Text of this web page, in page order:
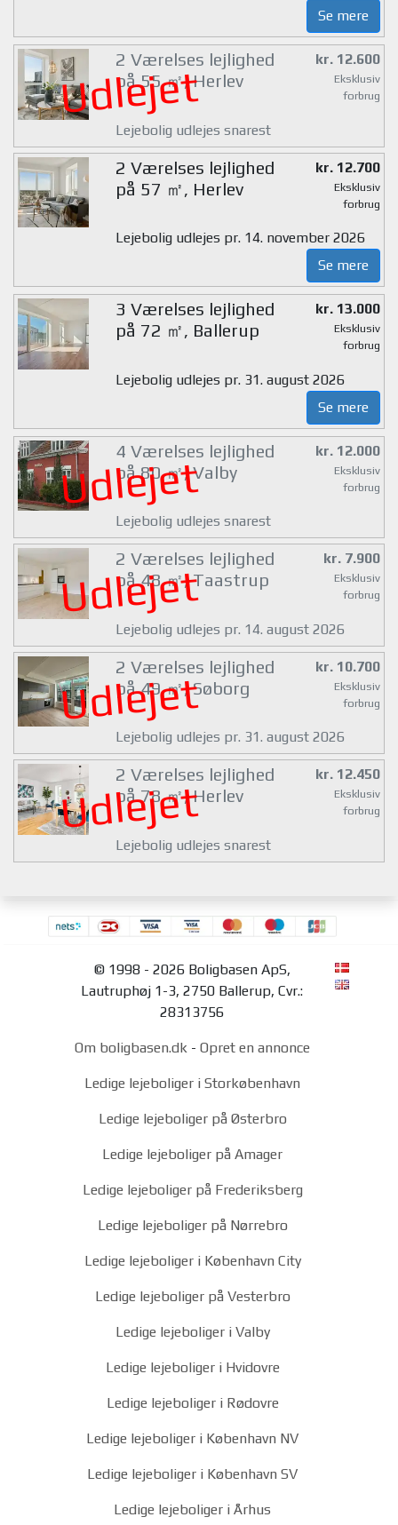
Se mere
Udlejet
2 Værelses lejlighed
på 55 ㎡, Herlev
kr. 12.600
Eksklusiv
forbrug
Lejebolig udlejes snarest
2 Værelses lejlighed
på 57 ㎡, Herlev
kr. 12.700
Eksklusiv
forbrug
Lejebolig udlejes pr. 14. november 2026
Se mere
3 Værelses lejlighed
på 72 ㎡, Ballerup
kr. 13.000
Eksklusiv
forbrug
Lejebolig udlejes pr. 31. august 2026
Se mere
Udlejet
4 Værelses lejlighed
på 80 ㎡, Valby
kr. 12.000
Eksklusiv
forbrug
Lejebolig udlejes snarest
Udlejet
2 Værelses lejlighed
på 48 ㎡, Taastrup
kr. 7.900
Eksklusiv
forbrug
Lejebolig udlejes pr. 14. august 2026
Udlejet
2 Værelses lejlighed
på 49 ㎡, Søborg
kr. 10.700
Eksklusiv
forbrug
Lejebolig udlejes pr. 31. august 2026
Udlejet
2 Værelses lejlighed
på 78 ㎡, Herlev
kr. 12.450
Eksklusiv
forbrug
Lejebolig udlejes snarest
© 1998 - 2026 Boligbasen ApS,
Lautruphøj 1-3, 2750 Ballerup, Cvr.:
28313756
Om boligbasen.dk - Opret en annonce
Ledige lejeboliger i Storkøbenhavn
Ledige lejeboliger på Østerbro
Ledige lejeboliger på Amager
Ledige lejeboliger på Frederiksberg
Ledige lejeboliger på Nørrebro
Ledige lejeboliger i København City
Ledige lejeboliger på Vesterbro
Ledige lejeboliger i Valby
Ledige lejeboliger i Hvidovre
Ledige lejeboliger i Rødovre
Ledige lejeboliger i København NV
Ledige lejeboliger i København SV
Ledige lejeboliger i Århus